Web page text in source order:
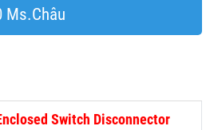
Ms.Châu
Switch Disconnector